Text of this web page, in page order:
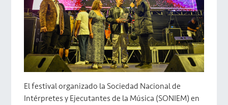
El festival organizado la Sociedad Nacional de
Intérpretes y Ejecutantes de la Música (SONIEM) en